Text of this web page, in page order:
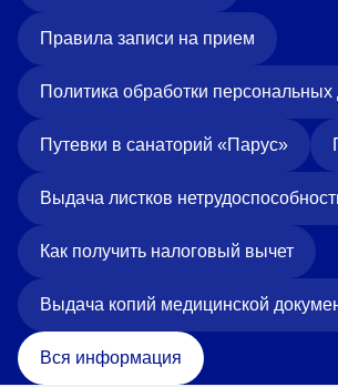
Правила записи на прием
Политика обработки
Путевки в санаторий «Парус»
Выдача листков
Как получить налоговый вычет
Выдача копий медицинской
Вся информация